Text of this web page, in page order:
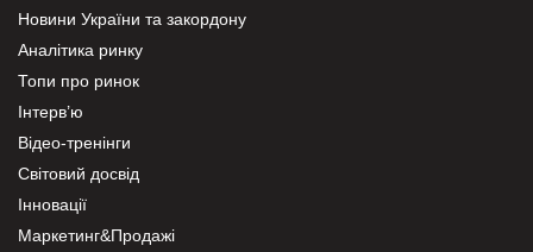
Новини України та закордону
Аналітика ринку
Топи про ринок
Інтерв’ю
Відео-тренінги
Світовий досвід
Інновації
Маркетинг&Продажі